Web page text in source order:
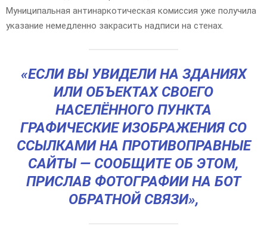
Муниципальная антинаркотическая комиссия уже получила
указание немедленно закрасить надписи на стенах.
«ЕСЛИ ВЫ УВИДЕЛИ НА ЗДАНИЯХ
ИЛИ ОБЪЕКТАХ СВОЕГО
НАСЕЛЁННОГО ПУНКТА
ГРАФИЧЕСКИЕ ИЗОБРАЖЕНИЯ СО
ССЫЛКАМИ НА ПРОТИВОПРАВНЫЕ
САЙТЫ — СООБЩИТЕ ОБ ЭТОМ,
ПРИСЛАВ ФОТОГРАФИИ НА БОТ
ОБРАТНОЙ СВЯЗИ»,